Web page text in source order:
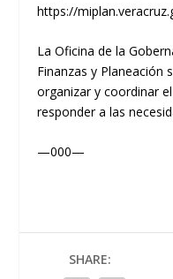
https://
La Oficina de la
Finanzas y Planeación
organizar y coordinar
responder a las
—000—
SHARE: